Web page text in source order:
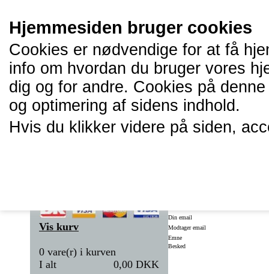
Hjemmesiden bruger cookies
Cookies er nødvendige for at få
info om hvordan du bruger vores
dig og for andre. Cookies på
og optimering af sidens indhold.
Hvis du klikker videre på siden,
Vis kurv
0 vare(r) i kurven
I alt
0,00 DKK
Din email
Modtager email
Emne
Besked